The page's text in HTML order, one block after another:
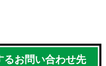
るお問い合わせ先